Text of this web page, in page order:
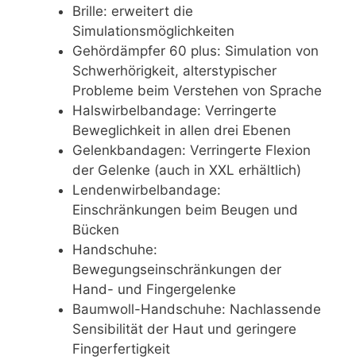
Brille: erweitert die
Simulationsmöglichkeiten
Gehördämpfer 60 plus: Simulation von
Schwerhörigkeit, alterstypischer
Probleme beim Verstehen von Sprache
Halswirbelbandage: Verringerte
Beweglichkeit in allen drei Ebenen
Gelenkbandagen: Verringerte Flexion
der Gelenke (auch in XXL erhältlich)
Lendenwirbelbandage:
Einschränkungen beim Beugen und
Bücken
Handschuhe:
Bewegungseinschränkungen der
Hand- und Fingergelenke
Baumwoll-Handschuhe: Nachlassende
Sensibilität der Haut und geringere
Fingerfertigkeit